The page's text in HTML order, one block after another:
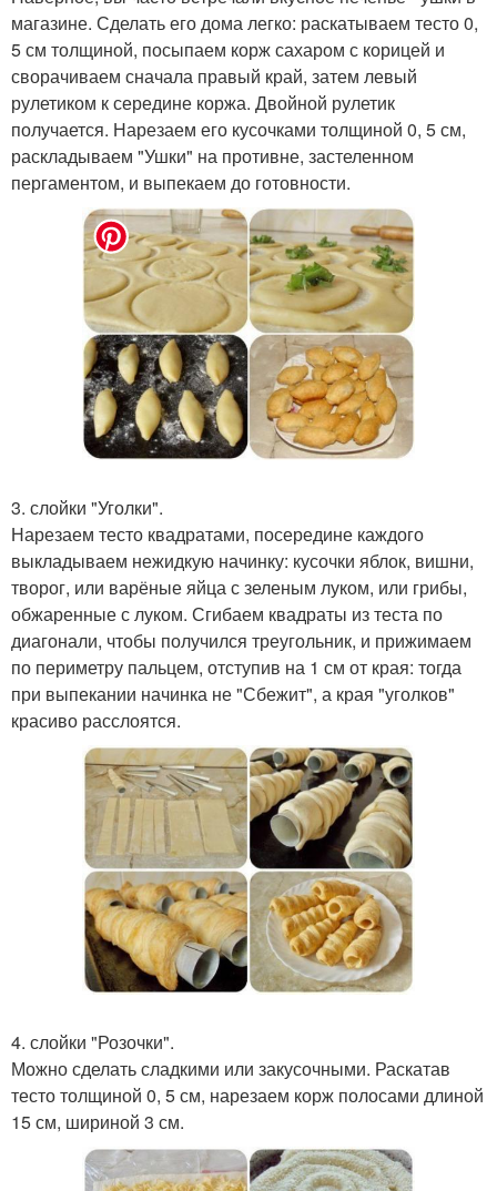
магазине. Сделать его дома легко: раскатываем тесто 0,
5 см толщиной, посыпаем корж сахаром с корицей и
сворачиваем сначала правый край, затем левый
рулетиком к середине коржа. Двойной рулетик
получается. Нарезаем его кусочками толщиной 0, 5 см,
раскладываем "Ушки" на противне, застеленном
пергаментом, и выпекаем до готовности.
3. слойки "Уголки".
Нарезаем тесто квадратами, посередине каждого
выкладываем нежидкую начинку: кусочки яблок, вишни,
творог, или варёные яйца с зеленым луком, или грибы,
обжаренные с луком. Сгибаем квадраты из теста по
диагонали, чтобы получился треугольник, и прижимаем
по периметру пальцем, отступив на 1 см от края: тогда
при выпекании начинка не "Сбежит", а края "уголков"
красиво расслоятся.
4. слойки "Розочки".
Можно сделать сладкими или закусочными. Раскатав
тесто толщиной 0, 5 см, нарезаем корж полосами длиной
15 см, шириной 3 см.